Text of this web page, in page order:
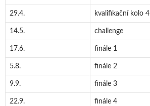
29.4. kvalifikační kolo 4
14.5. challenge
17.6. finále 1
5.8. finále 2
9.9. finále 3
22.9. finále 4